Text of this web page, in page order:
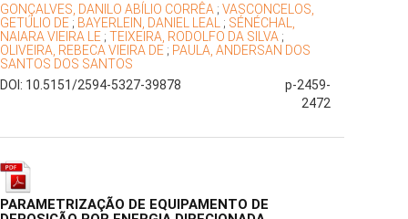
GONÇALVES, DANILO ABÍLIO CORRÊA ; VASCONCELOS,
GETÚLIO DE ; BAYERLEIN, DANIEL LEAL ; SÉNÉCHAL,
NAIARA VIEIRA LE ; TEIXEIRA, RODOLFO DA SILVA ;
OLIVEIRA, REBECA VIEIRA DE ; PAULA, ANDERSAN DOS
SANTOS DOS SANTOS
DOI: 10.5151/2594-5327-39878
p-2459-
2472
PARAMETRIZAÇÃO DE EQUIPAMENTO DE